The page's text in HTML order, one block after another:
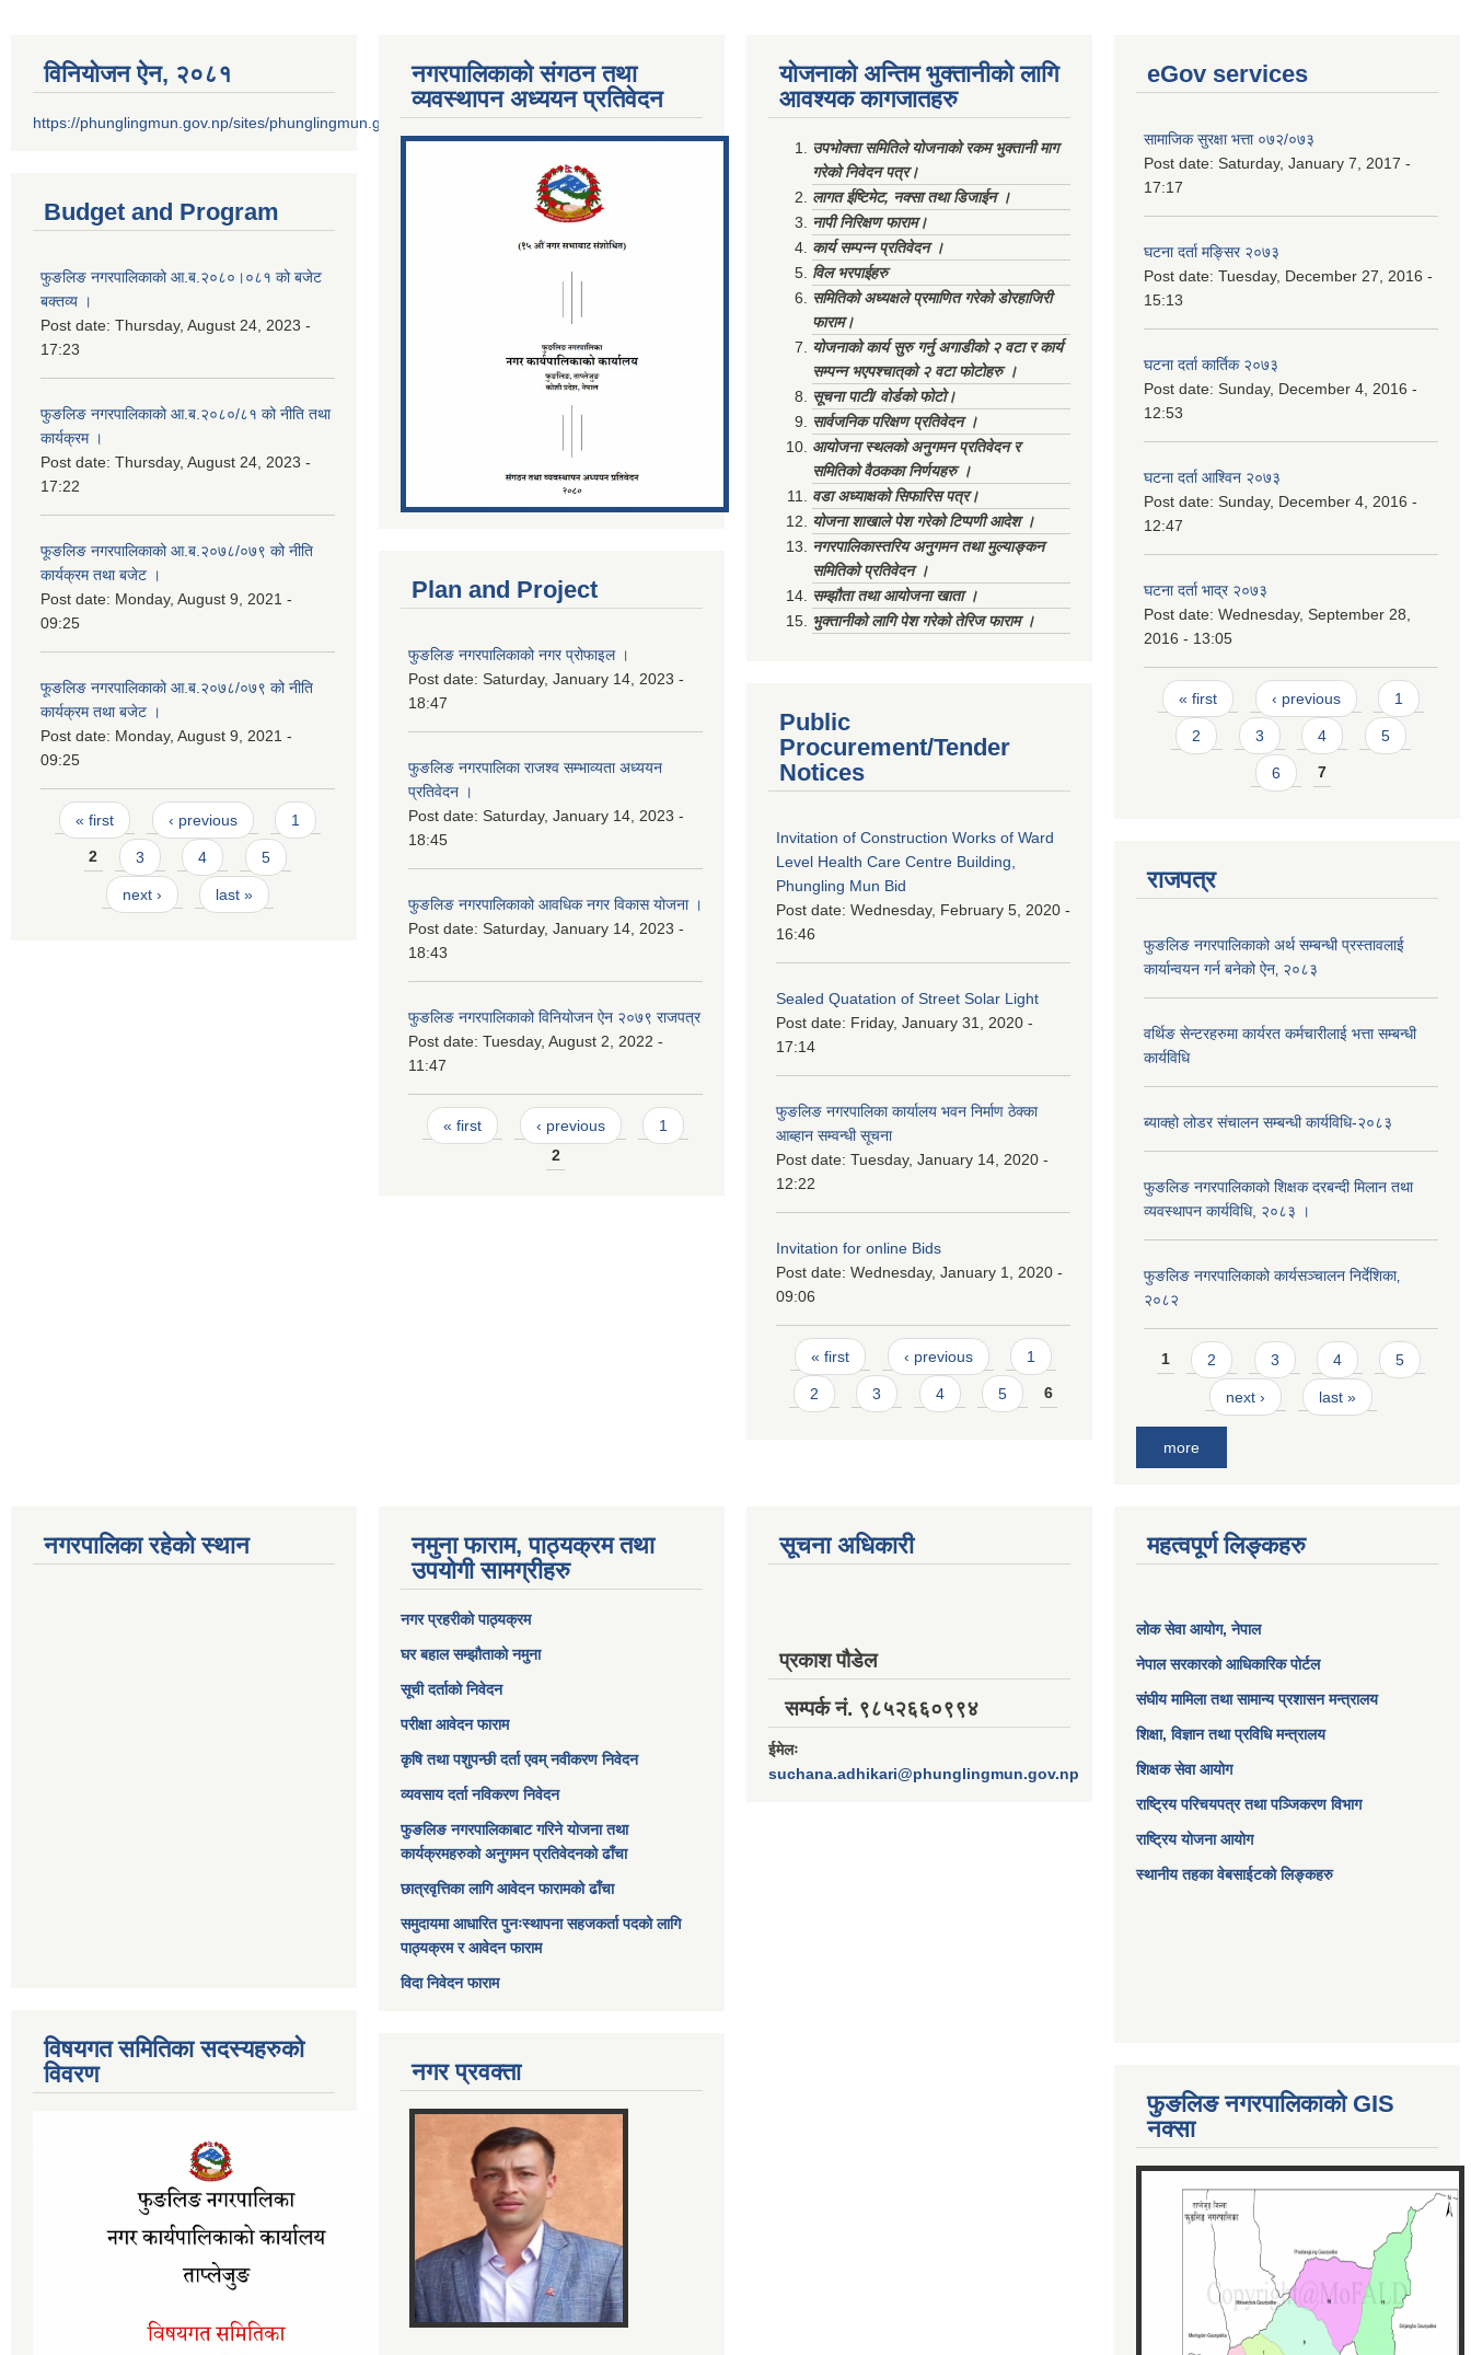
विनियोजन ऐन‚ २०८१
https://phunglingmun.gov.np/sites/phunglingmun.gov.np/files/documents/Al...
Budget and Program
फुङलिङ नगरपालिकाको आ.ब.२०८०।०८१ को बजेट
बक्तव्य ।
Post date: Thursday, August 24, 2023 -
17:23
फुङलिङ नगरपालिकाको आ.ब.२०८०/८१ को नीति तथा
कार्यक्रम ।
Post date: Thursday, August 24, 2023 -
17:22
फूङलिङ नगरपालिकाको आ.ब.२०७८/०७९ को नीति
कार्यक्रम तथा बजेट ।
Post date: Monday, August 9, 2021 -
09:25
फूङलिङ नगरपालिकाको आ.ब.२०७८/०७९ को नीति
कार्यक्रम तथा बजेट ।
Post date: Monday, August 9, 2021 -
09:25
Pages
« first ‹ previous 1
2 3 4 5
next › last »
नगरपालिकाको संगठन तथा
व्यवस्थापन अध्ययन प्रतिवेदन
Plan and Project
फुङलिङ नगरपालिकाको नगर प्रोफाइल ।
Post date: Saturday, January 14, 2023 -
18:47
फुङलिङ नगरपालिका राजश्व सम्भाव्यता अध्ययन
प्रतिवेदन ।
Post date: Saturday, January 14, 2023 -
18:45
फुङलिङ नगरपालिकाको आवधिक नगर विकास योजना ।
Post date: Saturday, January 14, 2023 -
18:43
फुङलिङ नगरपालिकाको विनियोजन ऐन २०७९ राजपत्र
Post date: Tuesday, August 2, 2022 -
11:47
Pages
« first ‹ previous
1
2
योजनाको अन्तिम भुक्तानीको लागि
आवश्यक कागजातहरु
उपभोक्ता समितिले योजनाको रकम भुक्तानी माग
गरेको निवेदन पत्र।
लागत ईष्टिमेट, नक्सा तथा डिजाईन ।
नापी निरिक्षण फाराम।
कार्य सम्पन्न प्रतिवेदन ।
विल भरपाईहरु
समितिको अध्यक्षले प्रमाणित गरेको डोरहाजिरी
फाराम।
योजनाको कार्य सुरु गर्नु अगाडीको २ वटा र कार्य
सम्पन्न भएपश्चात्‌को २ वटा फोटोहरु ।
सूचना पाटी/ वोर्डको फोटो।
सार्वजनिक परिक्षण प्रतिवेदन ।
आयोजना स्थलको अनुगमन प्रतिवेदन र
समितिको वैठकका निर्णयहरु ।
वडा अध्याक्षको सिफारिस पत्र।
योजना शाखाले पेश गरेको टिप्पणी आदेश ।
नगरपालिकास्तरिय अनुगमन तथा मुल्याङ्कन
समितिको प्रतिवेदन ।
सम्झौता तथा आयोजना खाता ।
भुक्तानीको लागि पेश गरेको तेरिज फाराम ।
Public
Procurement/Tender
Notices
Invitation of Construction Works of Ward
Level Health Care Centre Building,
Phungling Mun Bid
Post date: Wednesday, February 5, 2020 -
16:46
Sealed Quatation of Street Solar Light
Post date: Friday, January 31, 2020 -
17:14
फुङलिङ नगरपालिका कार्यालय भवन निर्माण ठेक्का
आब्हान सम्वन्धी सूचना
Post date: Tuesday, January 14, 2020 -
12:22
Invitation for online Bids
Post date: Wednesday, January 1, 2020 -
09:06
Pages
« first ‹ previous 1
2 3 4 5 6
eGov services
सामाजिक सुरक्षा भत्ता ०७२/०७३
Post date: Saturday, January 7, 2017 -
17:17
घटना दर्ता मङ्सिर २०७३
Post date: Tuesday, December 27, 2016 -
15:13
घटना दर्ता कार्तिक २०७३
Post date: Sunday, December 4, 2016 -
12:53
घटना दर्ता आश्विन २०७३
Post date: Sunday, December 4, 2016 -
12:47
घटना दर्ता भाद्र २०७३
Post date: Wednesday, September 28,
2016 - 13:05
Pages
« first ‹ previous 1
2 3 4 5
6 7
राजपत्र
फुङलिङ नगरपालिकाको अर्थ सम्बन्धी प्रस्तावलाई
कार्यान्वयन गर्न बनेको ऐन‚ २०८३
वर्थिङ सेन्टरहरुमा कार्यरत कर्मचारीलाई भत्ता सम्बन्धी
कार्यविधि
ब्याक्हो लोडर संचालन सम्बन्धी कार्यविधि-२०८३
फुङलिङ नगरपालिकाको शिक्षक दरबन्दी मिलान तथा
व्यवस्थापन कार्यविधि, २०८३ ।
फुङलिङ नगरपालिकाको कार्यसञ्चालन निर्देशिका‚
२०८२
Pages
1 2 3 4 5
next › last »
more
नगरपालिका रहेको स्थान
विषयगत समितिका सदस्यहरुको
विवरण
नमुना फाराम, पाठ्यक्रम तथा
उपयोगी सामग्रीहरु
नगर प्रहरीको पाठ्यक्रम
घर बहाल सम्झौताको नमुना
सूची दर्ताको निवेदन
परीक्षा आवेदन फाराम
कृषि तथा पशुपन्छी दर्ता एवम् नवीकरण निवेदन
व्यवसाय दर्ता नविकरण निवेदन
फुङलिङ नगरपालिकाबाट गरिने योजना तथा
कार्यक्रमहरुको अनुगमन प्रतिवेदनको ढाँचा
छात्रवृत्तिका लागि आवेदन फारामको ढाँचा
समुदायमा आधारित पुनःस्थापना सहजकर्ता पदको लागि
पाठ्यक्रम र आवेदन फाराम
विदा निवेदन फाराम
नगर प्रवक्ता
सूचना अधिकारी
प्रकाश पौडेल
सम्पर्क नं. ९८५२६६०९९४
ईमेलः
suchana.adhikari@phunglingmun.gov.np
महत्वपूर्ण लिङ्कहरु
लोक सेवा आयोग, नेपाल
नेपाल सरकारको आधिकारिक पोर्टल
संघीय मामिला तथा सामान्य प्रशासन मन्त्रालय
शिक्षा, विज्ञान तथा प्रविधि मन्त्रालय
शिक्षक सेवा आयोग
राष्ट्रिय परिचयपत्र तथा पञ्जिकरण विभाग
राष्ट्रिय योजना आयोग
स्थानीय तहका वेबसाईटको लिङ्कहरु
फुङलिङ नगरपालिकाको GIS
नक्सा